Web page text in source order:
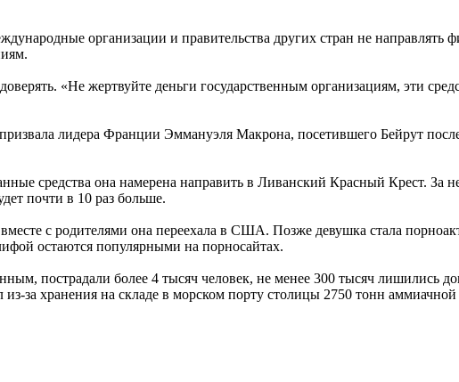
организации и правительства других стран не направлять
«Не жертвуйте деньги государственным организациям, эти
лидера Франции Эммануэля Макрона, посетившего Бейрут
средства она намерена направить в Ливанский Красный Крест. За
почти в 10 раз больше.
с родителями она переехала в США. Позже девушка стала
остаются популярными на порносайтах.
пострадали более 4 тысяч человек, не менее 300 тысяч лишились
за хранения на складе в морском порту столицы 2750 тонн аммиачной